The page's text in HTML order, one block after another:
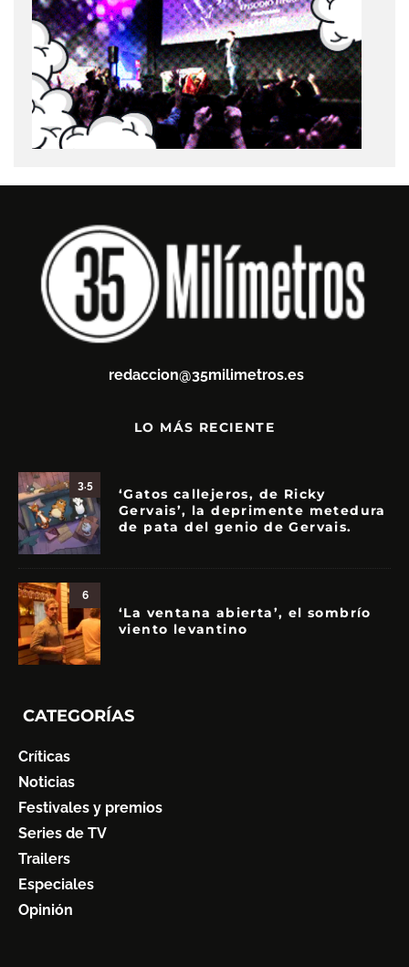
redaccion@35milimetros.es
LO MÁS RECIENTE
3.5
‘Gatos callejeros, de Ricky
Gervais’, la deprimente metedura
de pata del genio de Gervais.
6
‘La ventana abierta’, el sombrío
viento levantino
CATEGORÍAS
Críticas
Noticias
Festivales y premios
Series de TV
Trailers
Especiales
Opinión